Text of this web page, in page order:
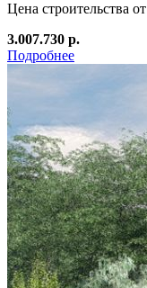
Цена строительства от
3.007.730 р.
Подробнее